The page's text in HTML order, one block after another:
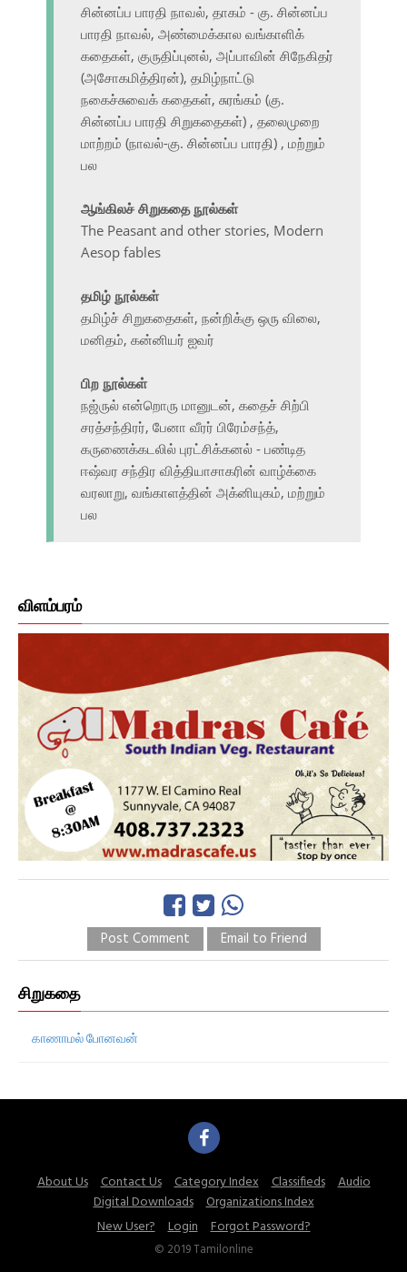
சின்னப்ப பாரதி நாவல், தாகம் - கு. சின்னப்ப
பாரதி நாவல், அண்மைக்கால வங்காளிக்
கதைகள், குருதிப்புனல், அப்பாவின் சிநேகிதர்
(அசோகமித்திரன்), தமிழ்நாட்டு
நகைச்சுவைக் கதைகள், சுரங்கம் (கு.
சின்னப்ப பாரதி சிறுகதைகள்) , தலைமுறை
மாற்றம் (நாவல்-கு. சின்னப்ப பாரதி) , மற்றும்
பல
ஆங்கிலச் சிறுகதை நூல்கள்
The Peasant and other stories, Modern
Aesop fables
தமிழ் நூல்கள்
தமிழ்ச் சிறுகதைகள், நன்றிக்கு ஒரு விலை,
மனிதம், கன்னியர் ஐவர்
பிற நூல்கள்
நஜ்ருல் என்றொரு மானுடன், கதைச் சிற்பி
சரத்சந்திரர், பேனா வீரர் பிரேம்சந்த்,
கருணைக்கடலில் புரட்சிக்கனல் - பண்டித
ஈஷ்வர சந்திர வித்தியாசாகரின் வாழ்க்கை
வரலாறு, வங்காளத்தின் அக்னியுகம், மற்றும்
பல
விளம்பரம்
Post Comment Email to Friend
சிறுகதை
காணாமல் போனவன்
About Us Contact Us Category Index Classifieds
Audio
Digital Downloads
Organizations Index
New User?
Login Forgot Password?
© 2019 Tamilonline